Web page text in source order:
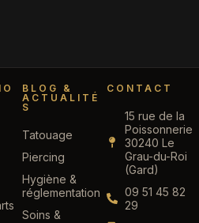
BLOG &
ACTUALITÉ
S
Tatouage
Piercing
Hygiène &
réglementation
Soins &
CONTACT
15 rue de la
Poissonnerie
30240 Le
Grau-du-Roi
(Gard)
09 51 45 82
29